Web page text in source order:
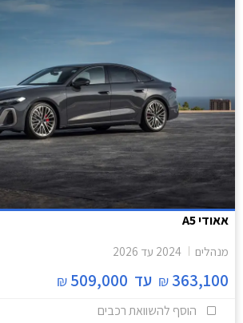
אאודי A5
מנהלים 2024 עד 2026
363,100
₪ עד 509,000
₪
הוסף להשוואת רכבים